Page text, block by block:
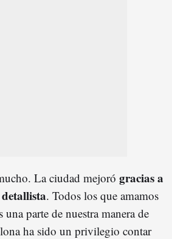
La ciudad mejoró gracias a
. Todos los que amamos
parte de nuestra manera de
ha sido un privilegio contar